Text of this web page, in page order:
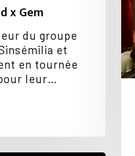
Votre
Go
x Gem
du groupe
et
en tournée
leur…